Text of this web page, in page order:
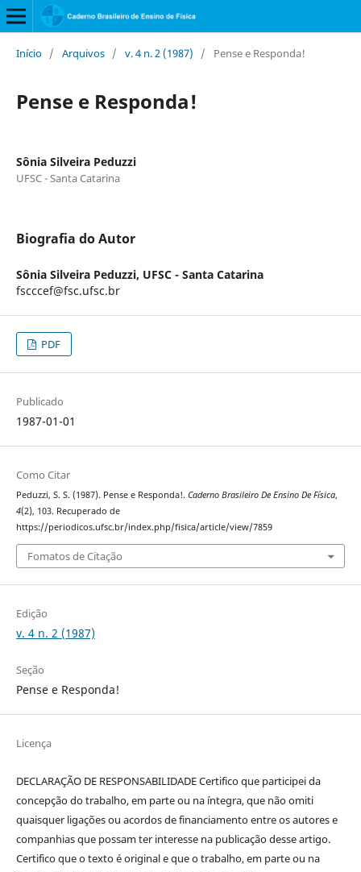
Início / Arquivos / v. 4 n. 2 (1987) / Pense e Responda!
Pense e Responda!
Sônia Silveira Peduzzi
UFSC - Santa Catarina
Biografia do Autor
Sônia Silveira Peduzzi, UFSC - Santa Catarina
fscccef@fsc.ufsc.br
PDF
Publicado
1987-01-01
Como Citar
Peduzzi, S. S. (1987). Pense e Responda!. Caderno Brasileiro De Ensino De Física,
4(2), 103. Recuperado de
https://periodicos.ufsc.br/index.php/fisica/article/view/7859
Fomatos de Citação
Edição
v. 4 n. 2 (1987)
Seção
Pense e Responda!
Licença
DECLARAÇÃO DE RESPONSABILIDADE Certifico que participei da
concepção do trabalho, em parte ou na íntegra, que não omiti
quaisquer ligações ou acordos de financiamento entre os autores e
companhias que possam ter interesse na publicação desse artigo.
Certifico que o texto é original e que o trabalho, em parte ou na